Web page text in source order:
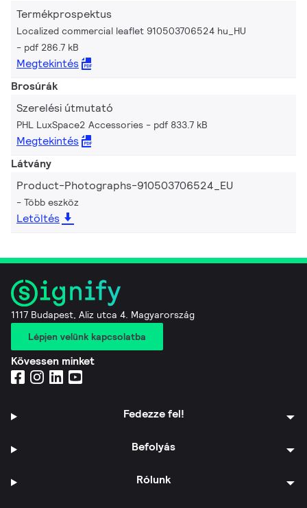
Termékprospektus
Localized commercial leaflet 910503706524 hu_HU
pdf 286.7 kB
Megtekintés
Brosúrák
Szerelési útmutató
PHL LuxSpace2 Accessories pdf 833.7 kB
Megtekintés
Látvány
Product-Photographs-910503706524_EU
Több eszköz
Letöltés
1117 Budapest, Aliz utca 4. Magyarország
Lépjen velünk kapcsolatba
Kövessen minket
Fedezze fel!
Befolyás
Rólunk